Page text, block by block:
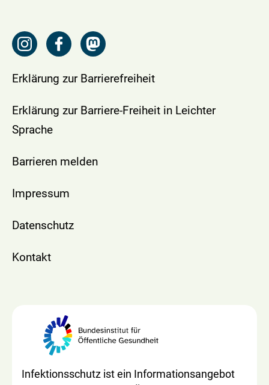
Erklärung zur Barrierefreiheit
Erklärung zur Barriere-Freiheit in Leichter
Sprache
Barrieren melden
Impressum
Datenschutz
Kontakt
Infektionsschutz ist ein Informationsangebot